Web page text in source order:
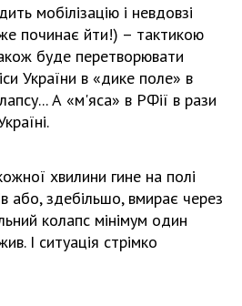
мобілізацію і невдовзі
починає йти!) – тактикою
буде перетворювати
України в «дике поле» в
А «м'яса» в РФії в рази
хвилини гине на полі
або, здебільшо, вмирає через
колапс мінімум один
І ситуація стрімко